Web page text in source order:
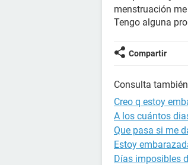
menstruación
Tengo alguna
Compartir
Consulta
Creo q estoy
A los cuántos
Que pasa si me
Estoy
Días imposibles